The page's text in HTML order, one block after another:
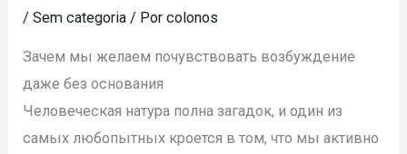
/Sem categoria / Porcolonos
Зачем мы желаем почувствовать возбуждение
даже без основания
Человеческая натура полна загадок, и один из
самых любопытных кроется в том, что мы активно